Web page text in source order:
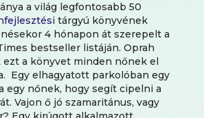
a világ legfontosabb 50
i tárgyú könyvének
4 hónapon át szerepelt a
bestseller listáján. Oprah
a könyvet minden nőnek el
Egy elhagyatott parkolóban egy
egy nőnek, hogy segít cipelni a
Vajon ő jó szamaritánus, vagy